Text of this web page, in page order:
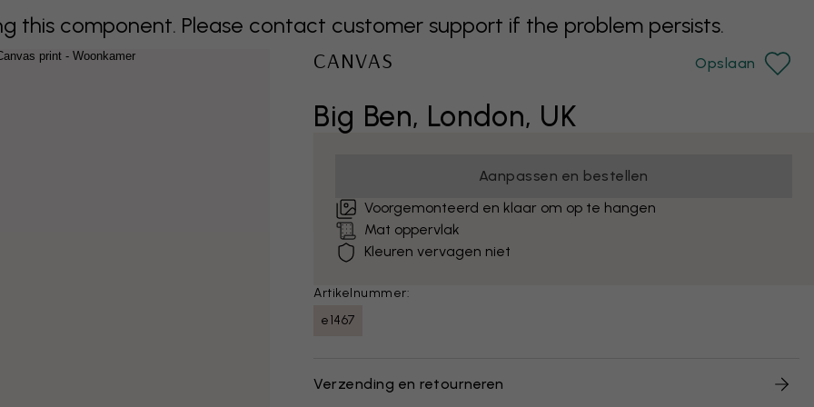
this component. Please contact customer support if the problem persists.
Big Ben, London, UK
CANVAS Opslaan
Aanpassen en bestellen
Voorgemonteerd en klaar om op te hangen
Mat oppervlak
Kleuren vervagen niet
Artikelnummer:
e1467
Verzending en retourneren